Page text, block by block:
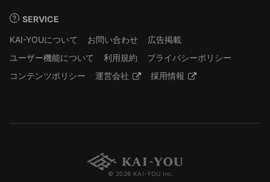
SERVICE
KAI-YOUについて
お問い合わせ
広告掲載
ユーザー機能について
利用規約
プライバシーポリシー
コンテンツポリシー
運営会社 採用情報
© 2026 KAI-YOU inc.